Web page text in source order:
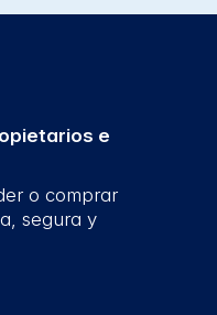
e
o comprar
segura y